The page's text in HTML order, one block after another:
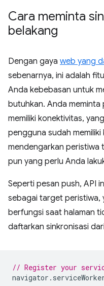
Cara meminta
belakang
Dengan gaya web yang
sebenarnya, ini adalah
Anda kebebasan untuk
butuhkan. Anda
memiliki konektivitas,
pengguna sudah
mendengarkan peristiwa
pun yang perlu Anda
Seperti pesan push, API
sebagai target peristiwa,
berfungsi saat halaman
daftarkan sinkronisasi
// Register your
navigator .